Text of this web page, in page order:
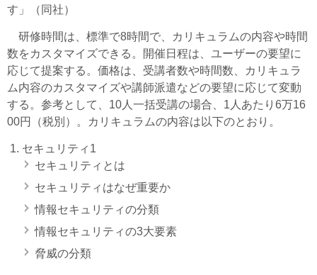
す」（同社）
研修時間は、標準で8時間で、カリキュラムの内容や時間
数をカスタマイズできる。開催日程は、ユーザーの要望に
応じて提案する。価格は、受講者数や時間数、カリキュラ
ム内容のカスタマイズや講師派遣などの要望に応じて変動
する。参考として、10人一括受講の場合、1人あたり6万16
00円（税別）。カリキュラムの内容は以下のとおり。
セキュリティ1
セキュリティとは
セキュリティはなぜ重要か
情報セキュリティの分類
情報セキュリティの3大要素
脅威の分類